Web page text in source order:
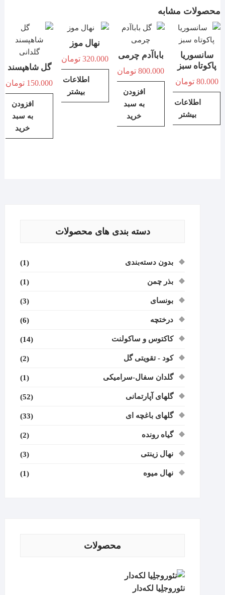
محصولات مشابه
سانسوریا
پاکوتاه سبز
80.000 تومان
اطلاعات
بیشتر
باباآدم چرمی
800.000 تومان
افزودن
به سبد
خرید
نهال موز
320.000 تومان
اطلاعات
بیشتر
گل شاهپسند
150.000 تومان
افزودن
به سبد
خرید
دسته بندی های محصولات
بدون دسته‌بندی (1)
بذر چمن (1)
بونسای (3)
درختچه (6)
کاکتوس و ساکولنت (14)
کود - تقویتی گل (2)
گلدان سفال-سرامیکی (1)
گلهای آپارتمانی (52)
گلهای باغچه ای (33)
گیاه رونده (2)
نهال زینتی (3)
نهال میوه (1)
محصولات
نئوروجلِیا لکه‌دار